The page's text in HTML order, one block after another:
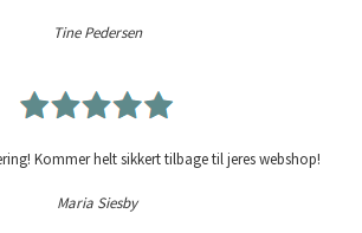
Tine Pedersen
Kommer helt sikkert tilbage til jeres webshop!
Maria Siesby